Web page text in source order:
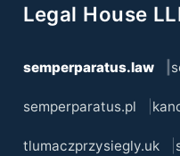
Legal House
semperparatus.law
semperparatus.pl
tlumaczprzysiegly.uk